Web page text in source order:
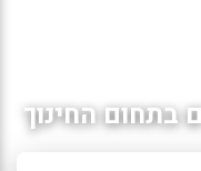
בתחום החינוך